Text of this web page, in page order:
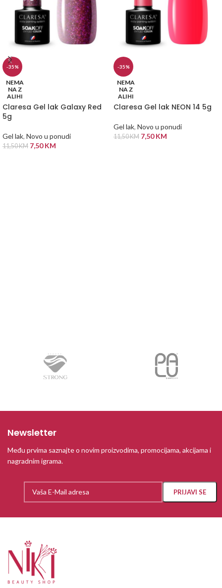
-35%
NEMA
NA Z
ALIHI
Claresa Gel lak Galaxy Red
5g
Gel lak, Novo u ponudi
11,50KM 7,50KM
-35%
NEMA
NA Z
ALIHI
Claresa Gel lak NEON 14 5g
Gel lak, Novo u ponudi
11,50KM 7,50KM
Newsletter
Među prvima saznajte o novim proizvodima, promocijama, akcijama i
nagradnim igrama.